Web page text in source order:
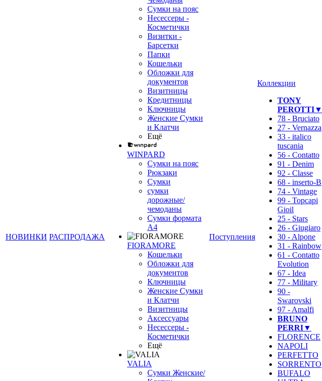
НОВИНКИ РАСПРОДАЖА
Сумки на пояс
Несессеры -
Косметички
Визитки -
Барсетки
Папки
Кошельки
Обложки для
документов
Визитницы
Кредитницы
Ключницы
Женские Сумки
и Клатчи
Ещё
WINPARD
Сумки на пояс
Рюкзаки
Сумки
сумки
дорожные/
чемоданы
Сумки формата
А4
FIORAMORE
Кошельки
Обложки для
документов
Ключницы
Женские Сумки
и Клатчи
Визитницы
Аксессуары
Несессеры -
Косметички
Ещё
VALIA
Сумки Женские/
Поступления
Коллекции
TONY
PEROTTI▼
78 - Bruciato
27 - Vernazza
33 - italico
tuscania
56 - Contatto
91 - Denim
92 - Classe
68 - inserto-B
74 - Vintage
99 - Topcapi
Gioil
25 - Stars
26 - Giugiaro
30 - Alpone
31 - Rainbow
61 - Contatto
Evolution
67 - Idea
77 - Military
90 -
Swarovski
97 - Amalfi
BRUNO
PERRI▼
FLORENCE
NAPOLI
PERFETTO
SORRENTO
BUFALO